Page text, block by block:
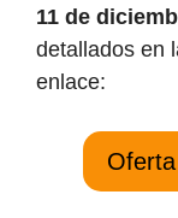
11 de
detallados en
enlace: